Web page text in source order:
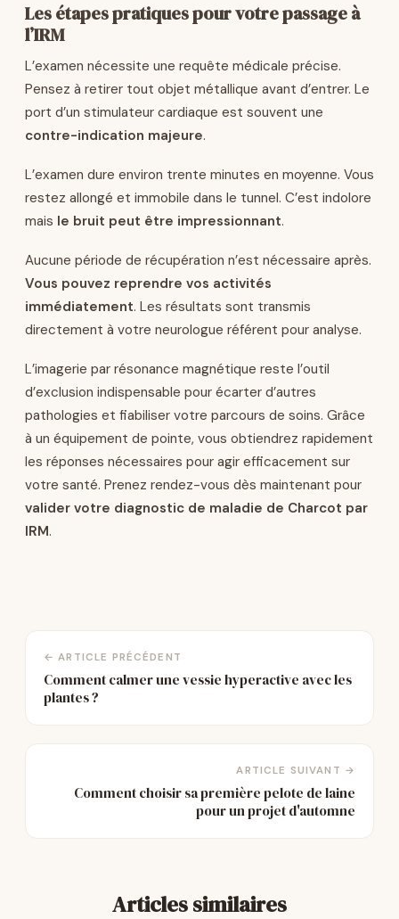
Les étapes pratiques pour votre passage à
l’IRM
L’examen nécessite une requête médicale précise.
Pensez à retirer tout objet métallique avant d’entrer. Le
port d’un stimulateur cardiaque est souvent une
contre-indication majeure.
L’examen dure environ trente minutes en moyenne. Vous
restez allongé et immobile dans le tunnel. C’est indolore
mais le bruit peut être impressionnant.
Aucune période de récupération n’est nécessaire après.
Vous pouvez reprendre vos activités
immédiatement. Les résultats sont transmis
directement à votre neurologue référent pour analyse.
L’imagerie par résonance magnétique reste l’outil
d’exclusion indispensable pour écarter d’autres
pathologies et fiabiliser votre parcours de soins. Grâce
à un équipement de pointe, vous obtiendrez rapidement
les réponses nécessaires pour agir efficacement sur
votre santé. Prenez rendez-vous dès maintenant pour
valider votre diagnostic de maladie de Charcot par
IRM.
← ARTICLE PRÉCÉDENT
Comment calmer une vessie hyperactive avec les
plantes ?
ARTICLE SUIVANT →
Comment choisir sa première pelote de laine
pour un projet d'automne
Articles similaires